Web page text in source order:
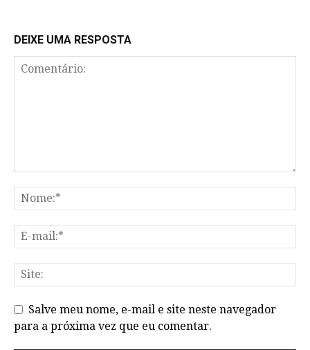
DEIXE UMA RESPOSTA
Salve meu nome, e-mail e site neste navegador
para a próxima vez que eu comentar.